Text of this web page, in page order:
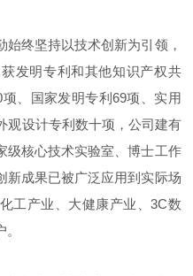
终坚持以技术创新为引领，
发明专利和其他知识产权共
、国家发明专利69项、实用
观设计专利数十项，公司建有
级核心技术实验室、博士工作
新成果已被广泛应用到实际场
工产业、大健康产业、3C数